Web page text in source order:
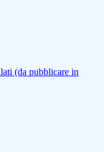
(da pubblicare in